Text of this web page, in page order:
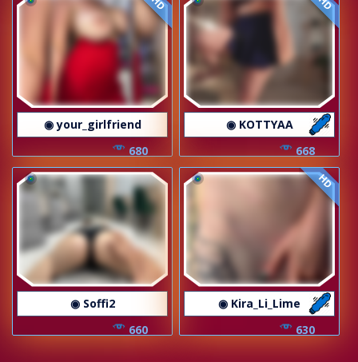
◉ your_girlfriend
680
◉ KOTTYAA
668
◉ Soffi2
660
HD
◉ Kira_Li_Lime
630